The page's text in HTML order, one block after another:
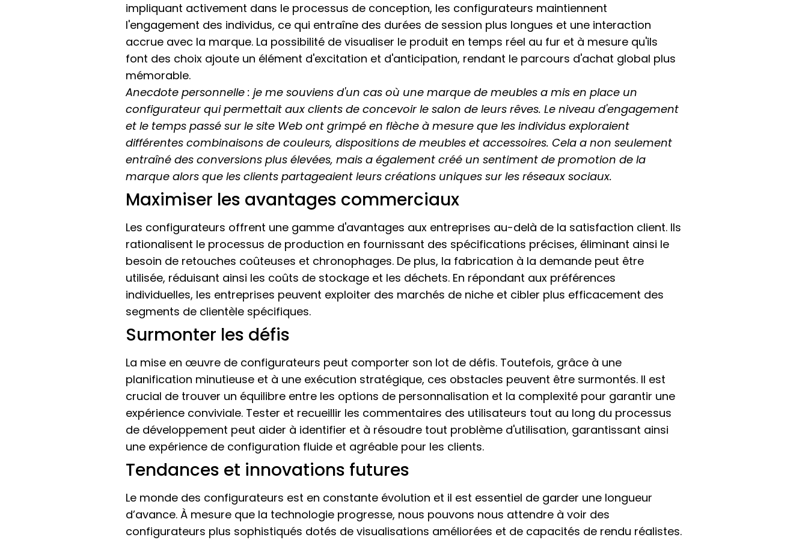
impliquant activement dans le processus de conception, les configurateurs maintiennent
l'engagement des individus, ce qui entraîne des durées de session plus longues et une interaction
accrue avec la marque. La possibilité de visualiser le produit en temps réel au fur et à mesure qu'ils
font des choix ajoute un élément d'excitation et d'anticipation, rendant le parcours d'achat global plus
mémorable.
Anecdote personnelle : je me souviens d'un cas où une marque de meubles a mis en place un
configurateur qui permettait aux clients de concevoir le salon de leurs rêves. Le niveau d'engagement
et le temps passé sur le site Web ont grimpé en flèche à mesure que les individus exploraient
différentes combinaisons de couleurs, dispositions de meubles et accessoires. Cela a non seulement
entraîné des conversions plus élevées, mais a également créé un sentiment de promotion de la
marque alors que les clients partageaient leurs créations uniques sur les réseaux sociaux.
Maximiser les avantages commerciaux
Les configurateurs offrent une gamme d'avantages aux entreprises au-delà de la satisfaction client. Ils
rationalisent le processus de production en fournissant des spécifications précises, éliminant ainsi le
besoin de retouches coûteuses et chronophages. De plus, la fabrication à la demande peut être
utilisée, réduisant ainsi les coûts de stockage et les déchets. En répondant aux préférences
individuelles, les entreprises peuvent exploiter des marchés de niche et cibler plus efficacement des
segments de clientèle spécifiques.
Surmonter les défis
La mise en œuvre de configurateurs peut comporter son lot de défis. Toutefois, grâce à une
planification minutieuse et à une exécution stratégique, ces obstacles peuvent être surmontés. Il est
crucial de trouver un équilibre entre les options de personnalisation et la complexité pour garantir une
expérience conviviale. Tester et recueillir les commentaires des utilisateurs tout au long du processus
de développement peut aider à identifier et à résoudre tout problème d'utilisation, garantissant ainsi
une expérience de configuration fluide et agréable pour les clients.
Tendances et innovations futures
Le monde des configurateurs est en constante évolution et il est essentiel de garder une longueur
d’avance. À mesure que la technologie progresse, nous pouvons nous attendre à voir des
configurateurs plus sophistiqués dotés de visualisations améliorées et de capacités de rendu réalistes.